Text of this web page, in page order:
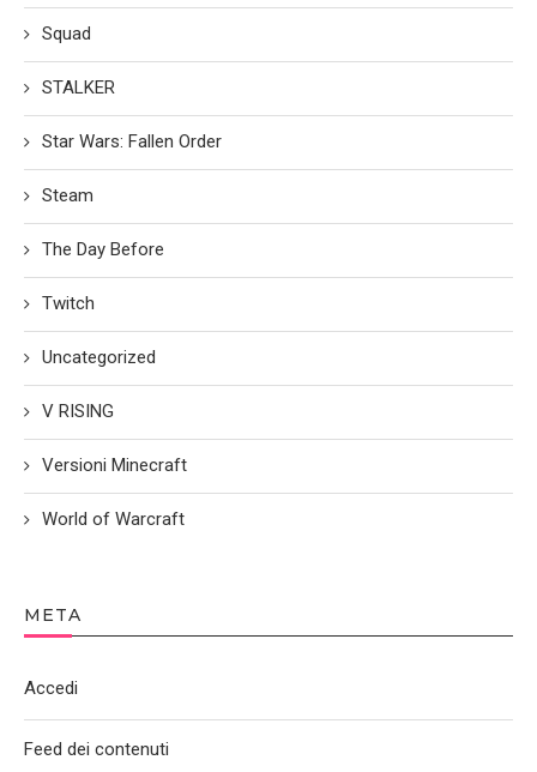
Squad
STALKER
Star Wars: Fallen Order
Steam
The Day Before
Twitch
Uncategorized
V RISING
Versioni Minecraft
World of Warcraft
META
Accedi
Feed dei contenuti